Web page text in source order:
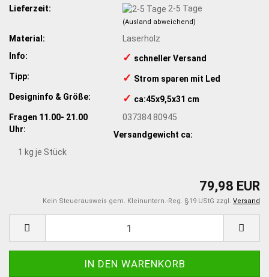
Lieferzeit:
2-5 Tage
(Ausland abweichend)
Material:
Laserholz
Info:
✓ ​schneller Versand
Tipp:
✓ ​Strom sparen mit Led
Designinfo & Größe:
✓ ​ca:45x9,5x31 cm
Fragen 11.00- 21.00
Uhr:
037384 80945
Versandgewicht ca:
1 kg je Stück
79,98 EUR
Kein Steuerausweis gem. Kleinuntern.-Reg. §19 UStG zzgl. Versand